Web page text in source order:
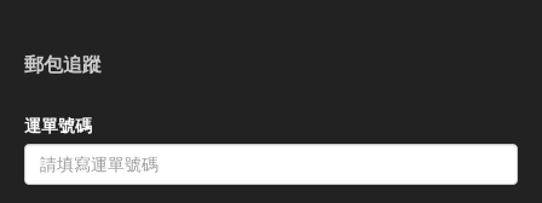
郵包追蹤
運單號碼